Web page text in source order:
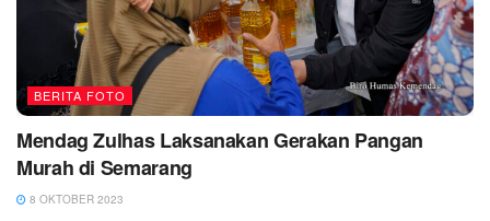
BERITA FOTO
Mendag Zulhas Laksanakan Gerakan Pangan
Murah di Semarang
8 OKTOBER 2023